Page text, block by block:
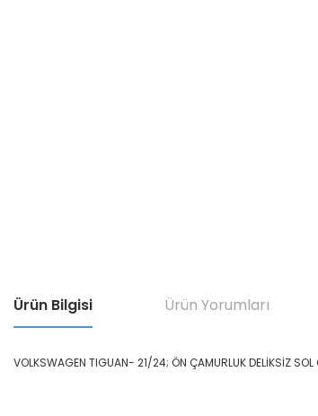
Ürün Bilgisi Ürün Yorumları
VOLKSWAGEN TIGUAN- 21/24; ÖN ÇAMURLUK DELİKSİZ